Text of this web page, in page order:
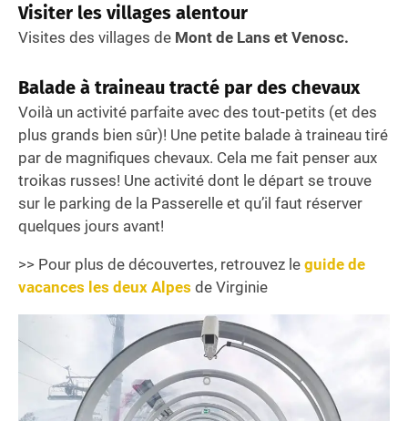
Visiter les villages alentour
Visites des villages de Mont de Lans et Venosc.
Balade à traineau tracté par des chevaux
Voilà un activité parfaite avec des tout-petits (et des
plus grands bien sûr)! Une petite balade à traineau tiré
par de magnifiques chevaux. Cela me fait penser aux
troikas russes! Une activité dont le départ se trouve
sur le parking de la Passerelle et qu’il faut réserver
quelques jours avant!
>> Pour plus de découvertes, retrouvez le guide de
vacances les deux Alpes de Virginie